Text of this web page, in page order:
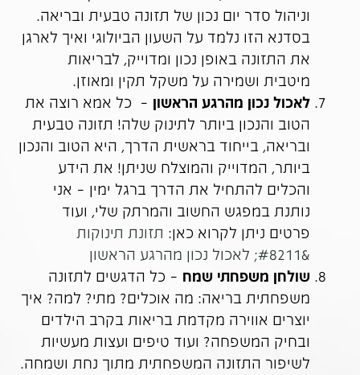
וניהול סדר יום נכון של תזונה טבעית ובריאה.
בסדנא הזו נלמד על השעון הביולוגי ואיך לארגן
את התזונה באופן נכון ומדוייק, לבריאות
מיטבית ושמירה על משקל תקין ומאוזן.
לאכול נכון מהרגע הראשון – כל אמא רוצה את
הטוב והנכון ביותר לתינוק שלה! תזונה טבעית
ובריאה, בייחוד בראשית הדרך, היא הטוב והנכון
ביותר, המדוייק והמוצלח שניתן! את הידע
והכלים להתחיל את הדרך ברגל ימין – אני
נותנת במפגש החשוב והמרתק שלי, ועוד
פרטים ניתן לקרוא כאן: תזונת תינוקות
&#8211; לאכול נכון מהרגע הראשון
שולחן משפחתי שמח – כל הדגשים לתזונה
משפחתית בריאה: מה אוכלים? מתי? למה? איך
יוצרים אווירה מקדמת בריאות בקרב הילדים
ובחיק המשפחה? ועוד טיפים ועצות מעשיות
לשיפור התזונה המשפחתית מתוך נחת ושמחה.